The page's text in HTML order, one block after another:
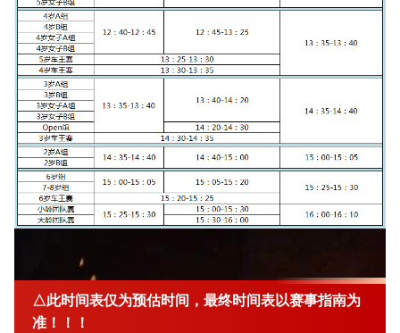
△此时间表仅为预估时间，最终时间表以赛事指南为
准！！！